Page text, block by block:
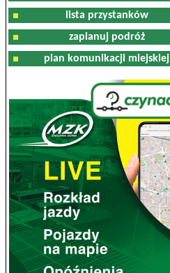
lista przystanków
zaplanuj podróż
plan komunikacji miejskiej